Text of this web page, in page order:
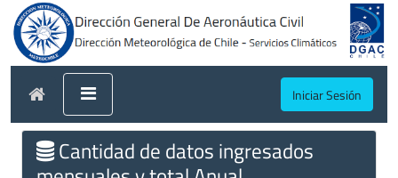
Iniciar Sesión
Cantidad de datos ingresados